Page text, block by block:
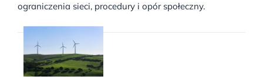
ograniczenia sieci, procedury i opór społeczny.